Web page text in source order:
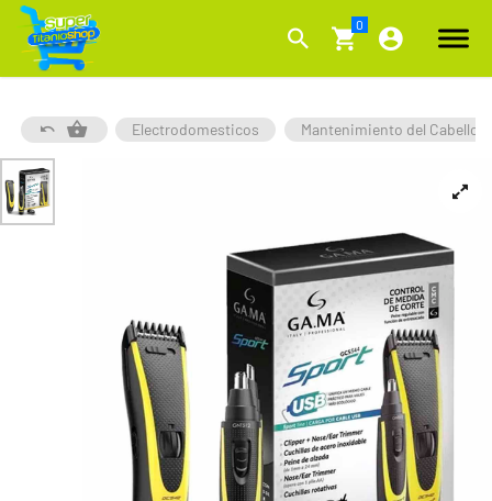
Electrodomesticos Mantenimiento del Cabello